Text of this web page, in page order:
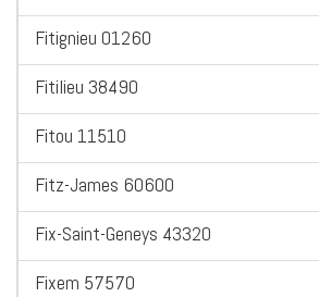
Fitignieu 01260
Fitilieu 38490
Fitou 11510
Fitz-James 60600
Fix-Saint-Geneys 43320
Fixem 57570